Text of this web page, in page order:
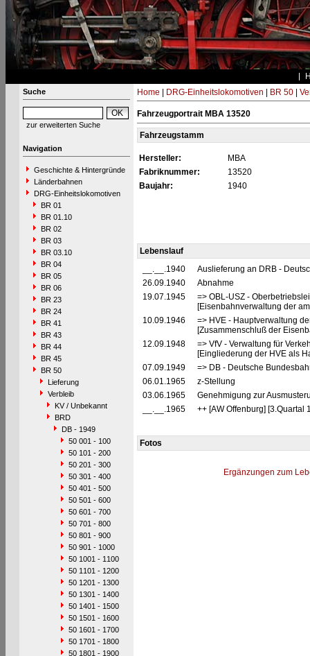
Suche
zur erweiterten Suche
Navigation
Geschichte & Hintergründe
Länderbahnen
DRG-Einheitslokomotiven
BR 01
BR 01.10
BR 02
BR 03
BR 03.10
BR 04
BR 05
BR 06
BR 23
BR 24
BR 41
BR 43
BR 44
BR 45
BR 50
Lieferung
Verbleib
KV / Unbekannt
BRD
DB - 1949
50 001 - 100
50 101 - 200
50 201 - 300
50 301 - 400
50 401 - 500
50 501 - 600
50 601 - 700
50 701 - 800
50 801 - 900
50 901 - 1000
50 1001 - 1100
50 1101 - 1200
50 1201 - 1300
50 1301 - 1400
50 1401 - 1500
50 1501 - 1600
50 1601 - 1700
50 1701 - 1800
50 1801 - 1900
Home DRG-Einheitslokomotiven BR 50|
Fahrzeugportrait MBA 13520
Fahrzeugstamm
Hersteller:
MBA
Fabriknummer:
13520
Baujahr:
1940
Lebenslauf
__.__.1940
Auslieferung an DRB -
26.09.1940
Abnahme
19.07.1945
=> OBL-USZ -
[Eisenbahnverwaltung der
10.09.1946
=> HVE - Hauptverwaltung
[Zusammenschluß der
12.09.1948
=> VfV - Verwaltung für
[Eingliederung der HVE als
07.09.1949
=> DB - Deutsche
06.01.1965
z-Stellung
03.06.1965
Genehmigung zur
__.__.1965
++ [AW Offenburg] [3.Quartal
Fotos
Ergänzungen zum